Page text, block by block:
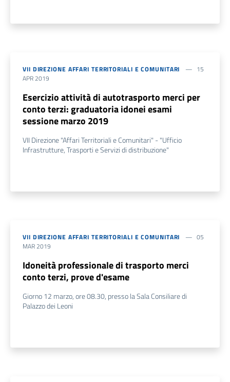
VII DIREZIONE AFFARI TERRITORIALI E COMUNITARI
15
APR 2019
Esercizio attività di autotrasporto merci per
conto terzi: graduatoria idonei esami
sessione marzo 2019
VII Direzione "Affari Territoriali e Comunitari" - "Ufficio
Infrastrutture, Trasporti e Servizi di distribuzione"
VII DIREZIONE AFFARI TERRITORIALI E COMUNITARI
05
MAR 2019
Idoneità professionale di trasporto merci
conto terzi, prove d'esame
Giorno 12 marzo, ore 08.30, presso la Sala Consiliare di
Palazzo dei Leoni